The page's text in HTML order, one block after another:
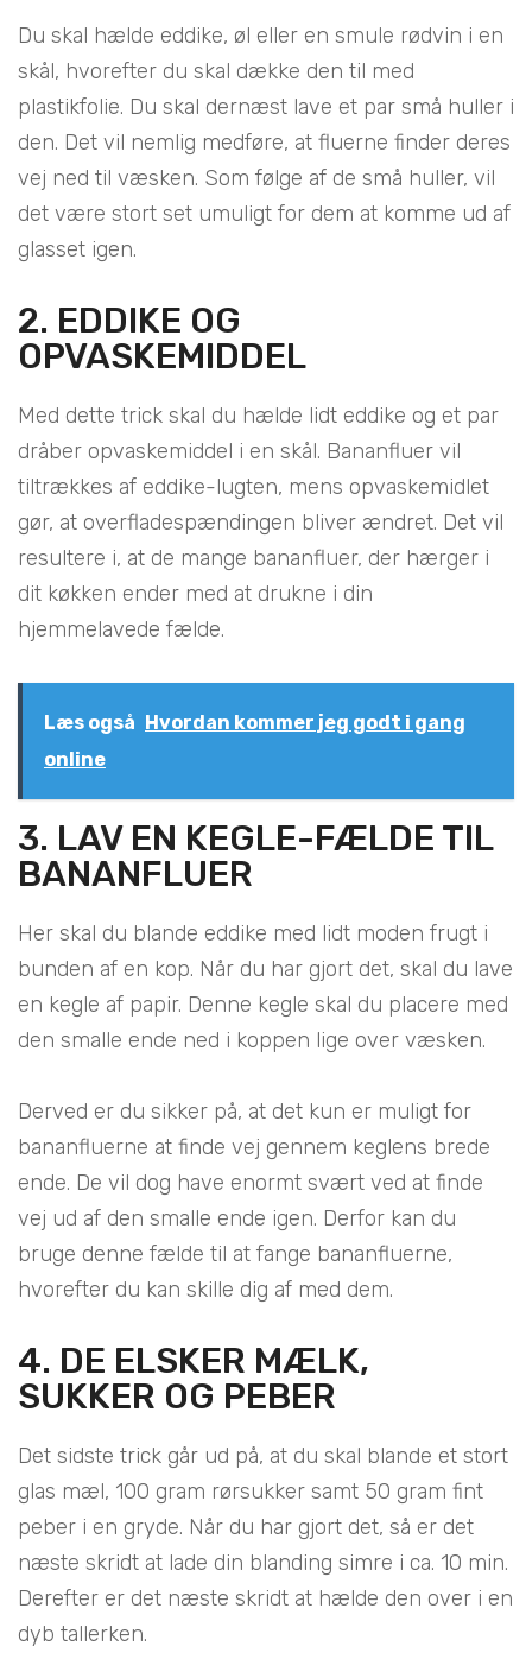
Du skal hælde eddike, øl eller en smule rødvin i en
skål, hvorefter du skal dække den til med
plastikfolie. Du skal dernæst lave et par små huller i
den. Det vil nemlig medføre, at fluerne finder deres
vej ned til væsken. Som følge af de små huller, vil
det være stort set umuligt for dem at komme ud af
glasset igen.
2. EDDIKE OG
OPVASKEMIDDEL
Med dette trick skal du hælde lidt eddike og et par
dråber opvaskemiddel i en skål. Bananfluer vil
tiltrækkes af eddike-lugten, mens opvaskemidlet
gør, at overfladespændingen bliver ændret. Det vil
resultere i, at de mange bananfluer, der hærger i
dit køkken ender med at drukne i din
hjemmelavede fælde.
Læs også
Hvordan kommer jeg godt i gang
online
3. LAV EN KEGLE-FÆLDE TIL
BANANFLUER
Her skal du blande eddike med lidt moden frugt i
bunden af en kop. Når du har gjort det, skal du lave
en kegle af papir. Denne kegle skal du placere med
den smalle ende ned i koppen lige over væsken.
Derved er du sikker på, at det kun er muligt for
bananfluerne at finde vej gennem keglens brede
ende. De vil dog have enormt svært ved at finde
vej ud af den smalle ende igen. Derfor kan du
bruge denne fælde til at fange bananfluerne,
hvorefter du kan skille dig af med dem.
4. DE ELSKER MÆLK,
SUKKER OG PEBER
Det sidste trick går ud på, at du skal blande et stort
glas mæl, 100 gram rørsukker samt 50 gram fint
peber i en gryde. Når du har gjort det, så er det
næste skridt at lade din blanding simre i ca. 10 min.
Derefter er det næste skridt at hælde den over i en
dyb tallerken.